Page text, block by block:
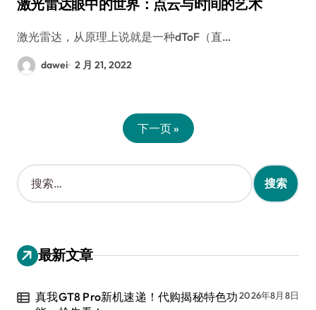
激光雷达眼中的世界：点云与时间的艺术
激光雷达，从原理上说就是一种dToF（直…
dawei 2 月 21, 2022
下一页 »
搜
索
：
最新文章
真我GT8 Pro新机速递！代购揭秘特色功2026年8月8日